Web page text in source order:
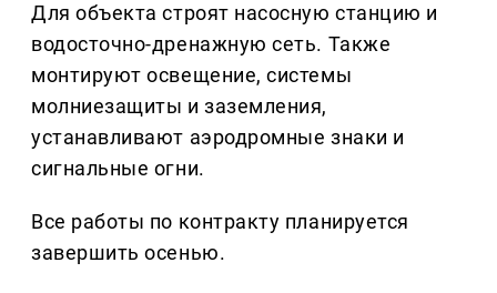
Для объекта строят насосную станцию и
водосточно-дренажную сеть. Также
монтируют освещение, системы
молниезащиты и заземления,
устанавливают аэродромные знаки и
сигнальные огни.
Все работы по контракту планируется
завершить осенью.